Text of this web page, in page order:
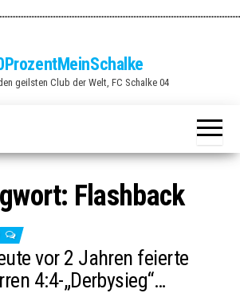
geilsten Club der Welt, FC Schalke 04
Flashback
vor 2 Jahren feierte
4:4-„Derbysieg“…